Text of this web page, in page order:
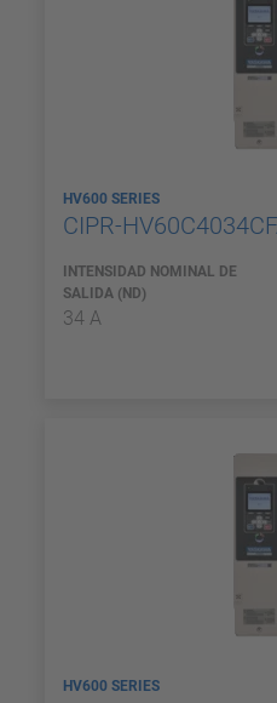
HV600 SERIES
CIPR-
INTENSIDAD NOMINAL DE
SALIDA (ND)
34 A
HV600 SERIES